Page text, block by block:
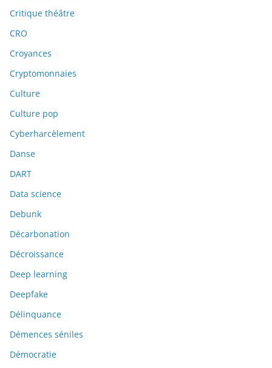
Critique théâtre
CRO
Croyances
Cryptomonnaies
Culture
Culture pop
Cyberharcèlement
Danse
DART
Data science
Debunk
Décarbonation
Décroissance
Deep learning
Deepfake
Délinquance
Démences séniles
Démocratie